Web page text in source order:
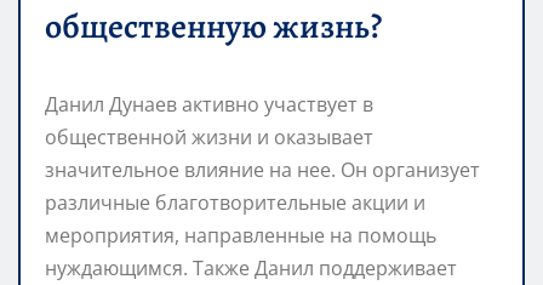
общественную жизнь?
Данил Дунаев активно участвует в
общественной жизни и оказывает
значительное влияние на нее. Он организует
различные благотворительные акции и
мероприятия, направленные на помощь
нуждающимся. Также Данил поддерживает